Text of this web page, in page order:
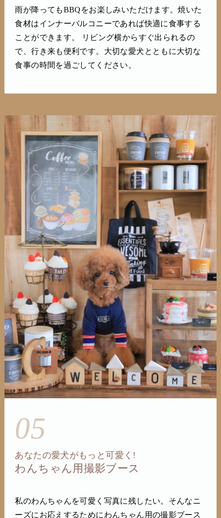
雨が降ってもBBQをお楽しみいただけます。焼いた
食材はインナーバルコニーであれば快適に食事する
ことができます。 リビング横からすぐ出られるの
で、行き来も便利です。大切な愛犬とともに大切な
食事の時間を過ごしてください。
05
あなたの愛犬がもっと可愛く!
わんちゃん用撮影ブース
私のわんちゃんを可愛く写真に残したい。そんなニ
ーズにお応えするためにわんちゃん用の撮影ブース